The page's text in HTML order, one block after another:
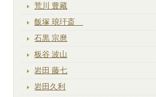
荒川 豊藏
飯塚 琅玕斎
石黒 宗麿
板谷 波山
岩田 藤七
岩田久利